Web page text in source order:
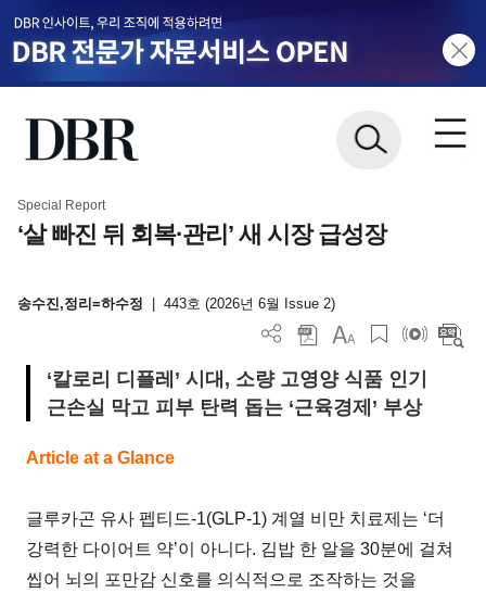
Special Report
‘살 빠진 뒤 회복·관리’ 새 시장 급성장
송수진,정리=하수정 443호 (2026년 6월 Issue 2)
‘칼로리 디플레’ 시대, 소량 고영양 식품 인기
근손실 막고 피부 탄력 돕는 ‘근육경제’ 부상
Article at a Glance
글루카곤 유사 펩티드-1(GLP-1) 계열 비만 치료제는 ‘더
강력한 다이어트 약’이 아니다. 김밥 한 알을 30분에 걸쳐
씹어 뇌의 포만감 신호를 의식적으로 조작하는 것을